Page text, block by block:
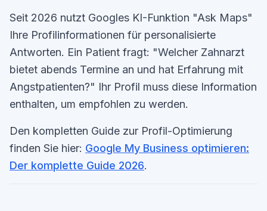
Seit 2026 nutzt Googles KI-Funktion "Ask Maps"
Ihre Profilinformationen für personalisierte
Antworten. Ein Patient fragt: "Welcher Zahnarzt
bietet abends Termine an und hat Erfahrung mit
Angstpatienten?" Ihr Profil muss diese Information
enthalten, um empfohlen zu werden.
Den kompletten Guide zur Profil-Optimierung
finden Sie hier: Google My Business optimieren:
Der komplette Guide 2026.